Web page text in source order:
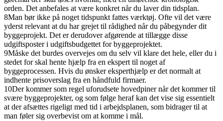
orden. Det anbefales at være konkret når du laver din tidsplan.
8Man bør ikke på noget tidspunkt fattes værktøj. Ofte vil det være
yderst relevant at du har grejet til rådighed når du påbegynder dit
byggeprojekt. Det er derudover afgørende at tillægge disse
udgiftsposter i udgiftsbudgettet for byggeprojektet.
9Måske det burdes overvejes om du selv vil klare det hele, eller du i
stedet for skal hente hjælp fra en ekspert til noget af
byggeprocessen. Hvis du ønsker eksperthjælp er det normalt at
indhente prisoverslag fra en håndfuld firmaer.
10Der kommer som regel uforudsete hovedpiner når det kommer til
svære byggeprojekter, og som følge heraf kan det vise sig essentielt
at der afsættes rigeligt med tid i arbejdsplanen, som bidrager til at
man føler sig overbevist om at komme i mål.